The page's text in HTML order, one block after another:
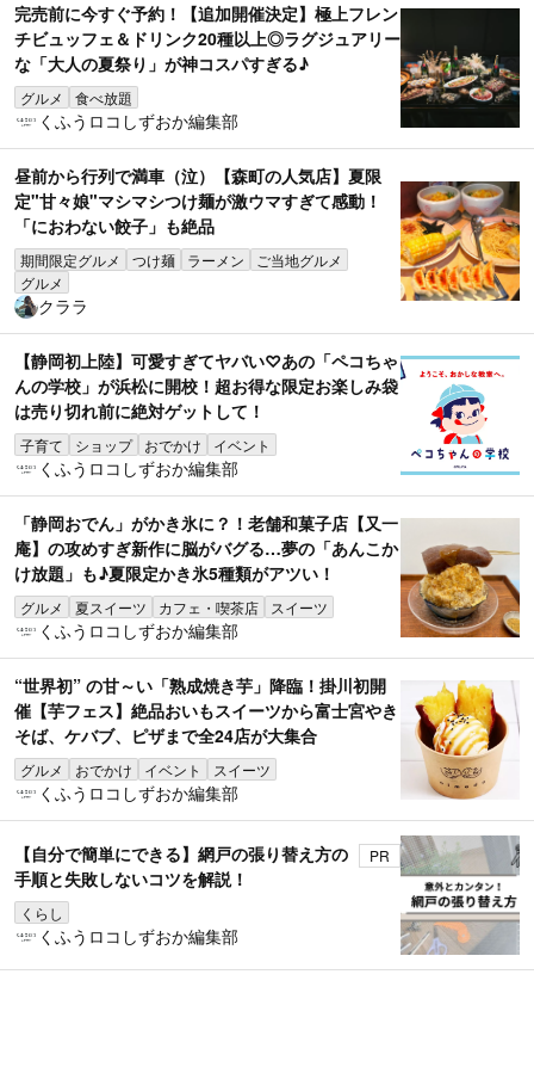
完売前に今すぐ予約！【追加開催決定】極上フレン
チビュッフェ＆ドリンク20種以上◎ラグジュアリー
な「大人の夏祭り」が神コスパすぎる♪
グルメ 食べ放題
くふうロコしずおか編集部
昼前から行列で満車（泣）【森町の人気店】夏限
定"甘々娘"マシマシつけ麺が激ウマすぎて感動！
「におわない餃子」も絶品
期間限定グルメ つけ麺 ラーメン
ご当地グルメ
グルメ
クララ
【静岡初上陸】可愛すぎてヤバい♡あの「ペコちゃ
んの学校」が浜松に開校！超お得な限定お楽しみ袋
は売り切れ前に絶対ゲットして！
子育て ショップ おでかけ イベント
くふうロコしずおか編集部
「静岡おでん」がかき氷に？！老舗和菓子店【又一
庵】の攻めすぎ新作に脳がバグる…夢の「あんこか
け放題」も♪夏限定かき氷5種類がアツい！
グルメ 夏スイーツ カフェ・喫茶店 スイーツ
くふうロコしずおか編集部
“世界初” の甘～い「熟成焼き芋」降臨！掛川初開
催【芋フェス】絶品おいもスイーツから富士宮やき
そば、ケバブ、ピザまで全24店が大集合
グルメ おでかけ イベント スイーツ
くふうロコしずおか編集部
【自分で簡単にできる】網戸の張り替え方の
手順と失敗しないコツを解説！
くらし
PR
くふうロコしずおか編集部